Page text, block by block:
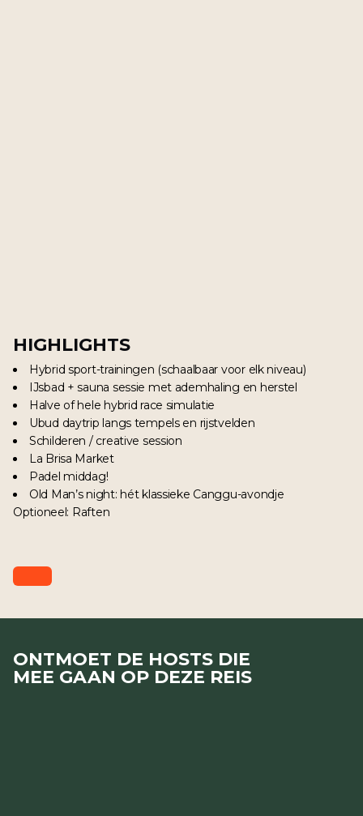
HIGHLIGHTS
Hybrid sport-trainingen (schaalbaar voor elk niveau)
IJsbad + sauna sessie met ademhaling en herstel
Halve of hele hybrid race simulatie
Ubud daytrip langs tempels en rijstvelden
Schilderen / creative session
La Brisa Market
Padel middag!
Old Man’s night: hét klassieke Canggu-avondje
Optioneel: Raften
ONTMOET DE HOSTS DIE
MEE GAAN OP DEZE REIS